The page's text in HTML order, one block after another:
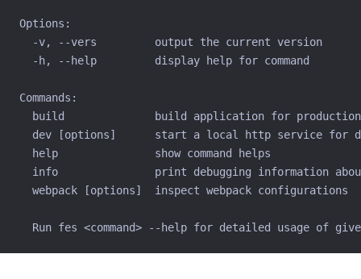
Options:
  -v, --vers         output the current version
  -h, --help         display help for command
Commands:
  build              build application for production
dev [options]      start a local http service for
  help               show command helps
info               print debugging information
  webpack [options]  inspect webpack configurations
Run fes <command> --help for detailed usage of